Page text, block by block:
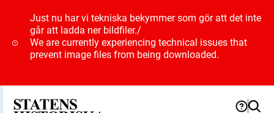
Just nu har vi tekniska bekymmer som gör att det inte
går att ladda ner bildfiler./
We are currently experiencing technical issues that
prevent image files from being downloaded.